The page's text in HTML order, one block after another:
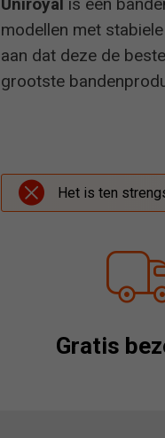
modellen met
aan dat deze de
grootste
Het is ten
Gratis